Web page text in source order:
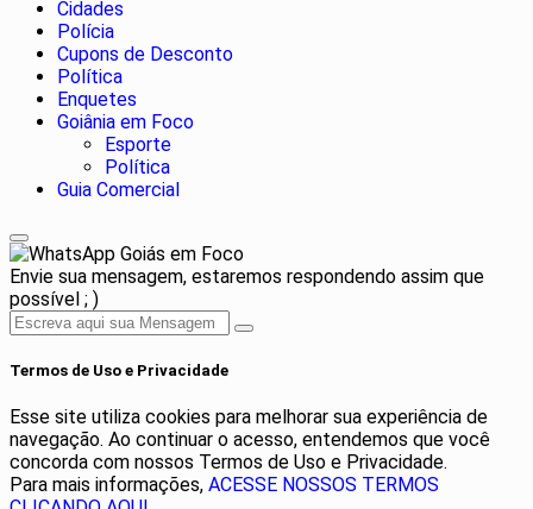
Cidades
Polícia
Cupons de Desconto
Política
Enquetes
Goiânia em Foco
Esporte
Política
Guia Comercial
Goiás em Foco
Envie sua mensagem, estaremos respondendo assim que
possível ; )
Termos de Uso e Privacidade
Esse site utiliza cookies para melhorar sua experiência de
navegação. Ao continuar o acesso, entendemos que você
concorda com nossos Termos de Uso e Privacidade.
Para mais informações, ACESSE NOSSOS TERMOS